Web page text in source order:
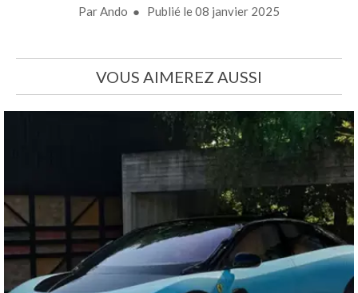
ParAndo ● Publié le08 janvier 2025
VOUS AIMEREZ AUSSI